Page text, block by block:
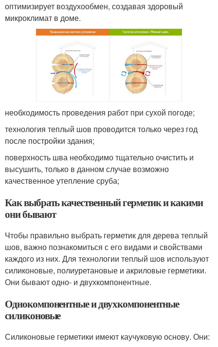
оптимизирует воздухообмен, создавая здоровый
микроклимат в доме.
необходимость проведения работ при сухой погоде;
технология теплый шов проводится только через год
после постройки здания;
поверхность шва необходимо тщательно очистить и
высушить, только в данном случае возможно
качественное утепление сруба;
Как выбрать качественный герметик и какими
они бывают
Чтобы правильно выбрать герметик для дерева теплый
шов, важно познакомиться с его видами и свойствами
каждого из них. Для технологии теплый шов используют
силиконовые, полиуретановые и акриловые герметики.
Они бывают одно- и двухкомпонентные.
Однокомпонентные и двухкомпонентные
силиконовые
Силиконовые герметики имеют каучуковую основу. Они: